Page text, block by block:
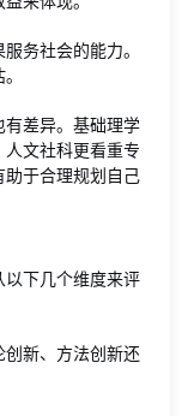
务社会的能力。
差异。基础理学
文社科更看重专
于合理规划自己
下几个维度来评
新、方法创新还